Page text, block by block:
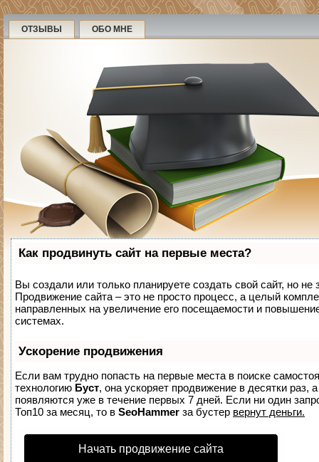
ОТЗЫВЫ ОБО МНЕ
Как продвинуть сайт на первые места?
Вы создали или только планируете создать свой сайт, но не
Продвижение сайта – это не просто процесс, а целый
направленных на увеличение его посещаемости и
системах.
Ускорение продвижения
Если вам трудно попасть на первые места в поиске
технологию Буст, она ускоряет продвижение в десятки раз,
появляются уже в течение первых 7 дней. Если ни один
Топ10 за месяц, то в SeoHammer за бустер вернут деньги.
Начать продвижение сайта